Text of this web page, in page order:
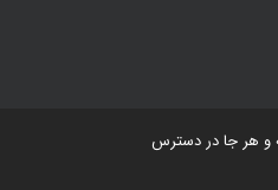
و هر جا در دسترس